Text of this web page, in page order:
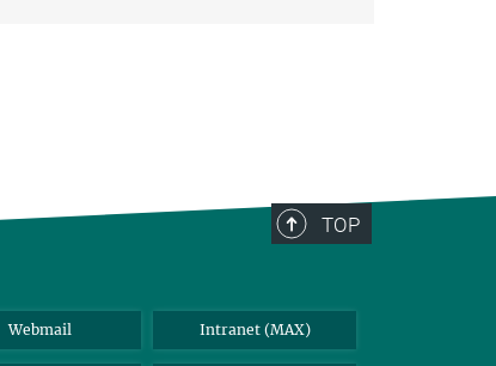
TOP
Webmail Intranet (MAX)